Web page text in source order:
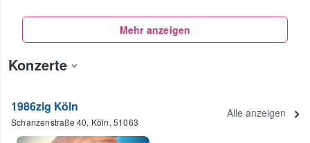
Mehr anzeigen
Konzerte
1986zig Köln
Schanzenstraße 40, Köln, 51063
Alle anzeigen